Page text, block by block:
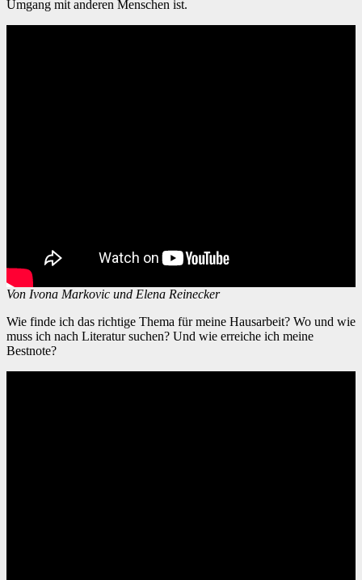
Umgang mit anderen Menschen ist.
Von Ivona Markovic und Elena Reinecker
Wie finde ich das richtige Thema für meine Hausarbeit? Wo und wie
muss ich nach Literatur suchen? Und wie erreiche ich meine
Bestnote?